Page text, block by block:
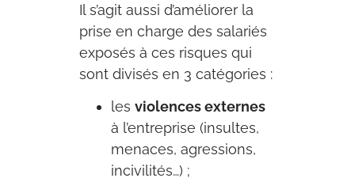
Il s’agit aussi d’améliorer la
prise en charge des salariés
exposés à ces risques qui
sont divisés en 3 catégories :
les violences externes
à l’entreprise (insultes,
menaces, agressions,
incivilités…) ;